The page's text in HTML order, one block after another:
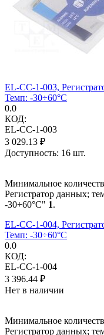
EL-CC-1-003,
Темп: -30÷60°C
0.0
КОД:
EL-CC-1-003
3 029.13 ₽
Доступность: 16 шт.
Минимальное
Регистратор данных;
-30÷60°C" 1.
EL-CC-1-004,
Темп: -30÷60°C
0.0
КОД:
EL-CC-1-004
3 396.44 ₽
Нет в наличии
Минимальное
Регистратор данных;